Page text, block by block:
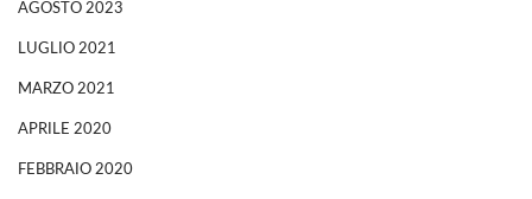
AGOSTO 2023
LUGLIO 2021
MARZO 2021
APRILE 2020
FEBBRAIO 2020